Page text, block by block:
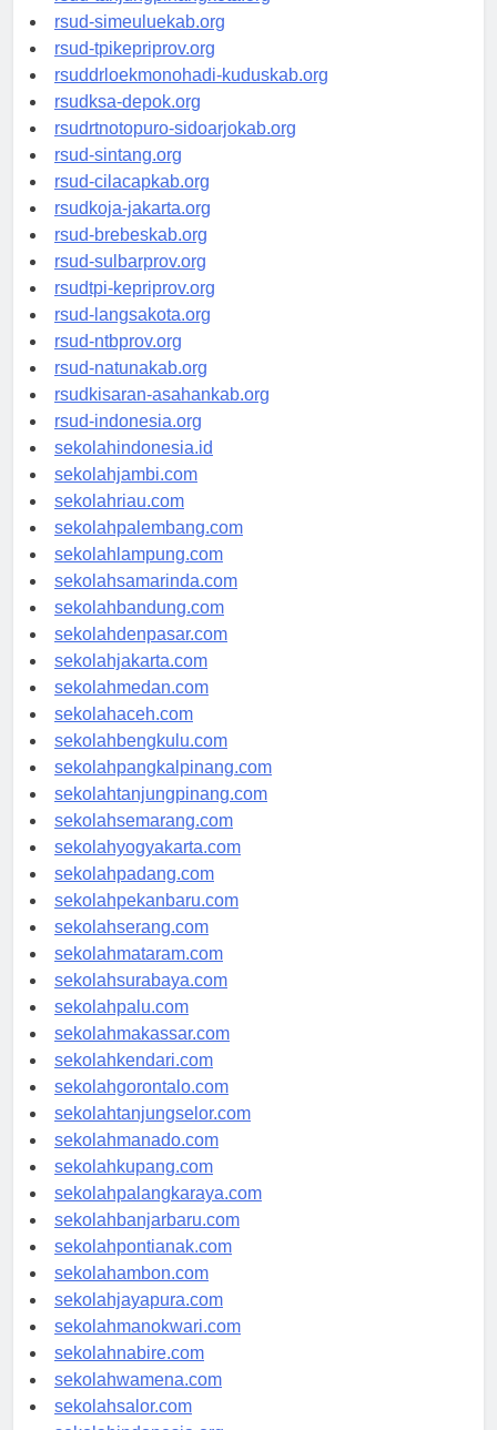
rsud-tanjungpinangkota.org
rsud-simeuluekab.org
rsud-tpikepriprov.org
rsuddrloekmonohadi-kuduskab.org
rsudksa-depok.org
rsudrtnotopuro-sidoarjokab.org
rsud-sintang.org
rsud-cilacapkab.org
rsudkoja-jakarta.org
rsud-brebeskab.org
rsud-sulbarprov.org
rsudtpi-kepriprov.org
rsud-langsakota.org
rsud-ntbprov.org
rsud-natunakab.org
rsudkisaran-asahankab.org
rsud-indonesia.org
sekolahindonesia.id
sekolahjambi.com
sekolahriau.com
sekolahpalembang.com
sekolahlampung.com
sekolahsamarinda.com
sekolahbandung.com
sekolahdenpasar.com
sekolahjakarta.com
sekolahmedan.com
sekolahaceh.com
sekolahbengkulu.com
sekolahpangkalpinang.com
sekolahtanjungpinang.com
sekolahsemarang.com
sekolahyogyakarta.com
sekolahpadang.com
sekolahpekanbaru.com
sekolahserang.com
sekolahmataram.com
sekolahsurabaya.com
sekolahpalu.com
sekolahmakassar.com
sekolahkendari.com
sekolahgorontalo.com
sekolahtanjungselor.com
sekolahmanado.com
sekolahkupang.com
sekolahpalangkaraya.com
sekolahbanjarbaru.com
sekolahpontianak.com
sekolahambon.com
sekolahjayapura.com
sekolahmanokwari.com
sekolahnabire.com
sekolahwamena.com
sekolahsalor.com